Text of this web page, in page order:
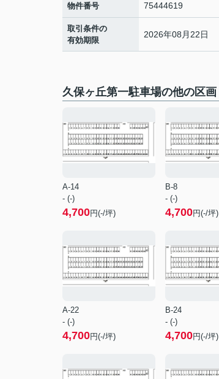
物件番号 75444619
取引条件の
有効期限
2026年08月22日
久保ヶ丘第一駐車場の他の区画
A-14
- (-)
4,700円(-/坪)
B-8
- (-)
4,700円(-/坪)
A-22
- (-)
4,700円(-/坪)
B-24
- (-)
4,700円(-/坪)